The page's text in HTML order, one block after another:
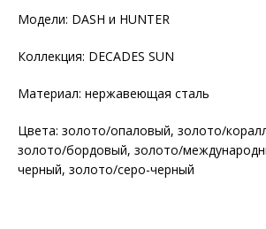
Модели: DASH и HUNTER
Коллекция: DECADES SUN
Материал: нержавеющая сталь
Цвета: золото/опаловый, золото/
золото/бордовый, золото/
черный, золото/серо-черный